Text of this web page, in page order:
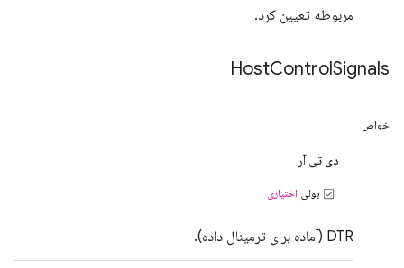
مربوطه تعیین کرد.
HostControlSignals
خواص
دی تی آر
بولی اختیاری
DTR (آماده برای ترمینال داده).